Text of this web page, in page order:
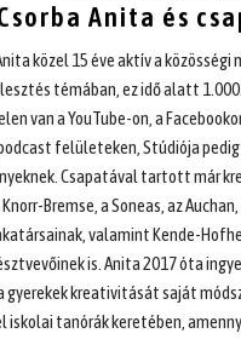
Anita és
közel 15 éve aktív a
témában, ez idő alatt
van a YouTube-on, a
felületeken, Stúdiója
Csapatával tartott már
Bremse, a Soneas, az
valamint Kende-
is. Anita 2017 óta
kreativitását saját
iskolai tanórák keretében,